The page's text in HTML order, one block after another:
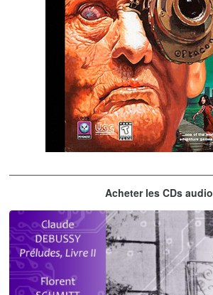
The City of Lost Children
Acheter les CDs audio